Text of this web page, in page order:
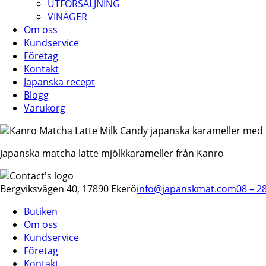
UTFÖRSÄLJNING
VINÄGER
Om oss
Kundservice
Företag
Kontakt
Japanska recept
Blogg
Varukorg
Japanska matcha latte mjölkkarameller från Kanro
Bergviksvägen 40, 17890 Ekeröinfo@japanskmat.com08 –
Butiken
Om oss
Kundservice
Företag